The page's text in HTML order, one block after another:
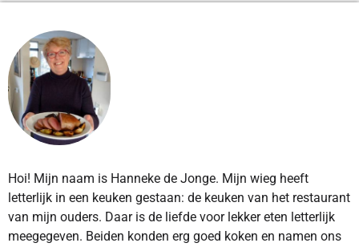
Hoi! Mijn naam is Hanneke de Jonge. Mijn wieg heeft
letterlijk in een keuken gestaan: de keuken van het restaurant
van mijn ouders. Daar is de liefde voor lekker eten letterlijk
meegegeven. Beiden konden erg goed koken en namen ons